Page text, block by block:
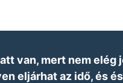
van, mert nem elég
eljárhat az idő, és